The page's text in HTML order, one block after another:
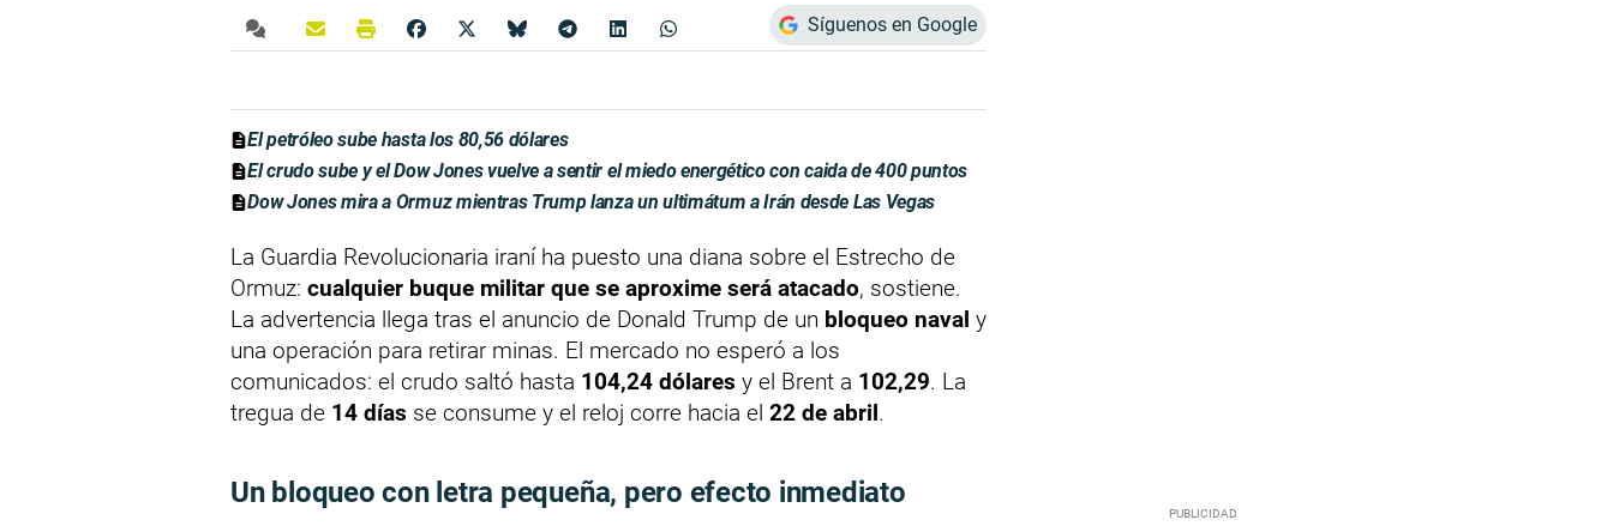
Síguenos en Google
El petróleo sube hasta los 80,56 dólares
El crudo sube y el Dow Jones vuelve a sentir el miedo energético con caida de 400 puntos
Dow Jones mira a Ormuz mientras Trump lanza un ultimátum a Irán desde Las Vegas
La Guardia Revolucionaria iraní ha puesto una diana sobre el Estrecho de
Ormuz: cualquier buque militar que se aproxime será atacado, sostiene.
La advertencia llega tras el anuncio de Donald Trump de un bloqueo naval y
una operación para retirar minas. El mercado no esperó a los
comunicados: el crudo saltó hasta 104,24 dólares y el Brent a 102,29. La
tregua de 14 días se consume y el reloj corre hacia el 22 de abril.
Un bloqueo con letra pequeña, pero efecto inmediato